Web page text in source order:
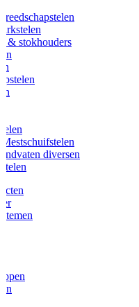
& stokhouders
Mestschuifstelen
diversen